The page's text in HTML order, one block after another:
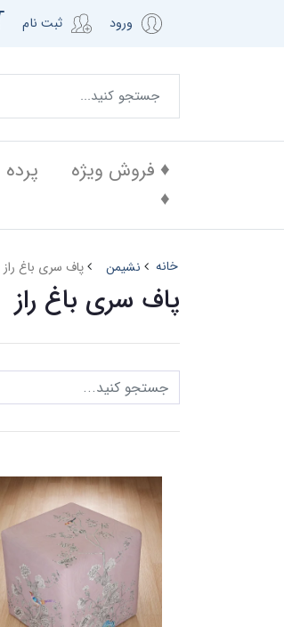
ورود ثبت نام
♦️ فروش ویژه
♦️
پرده
خانه نشیمن پاف سری باغ راز
پاف سری باغ راز